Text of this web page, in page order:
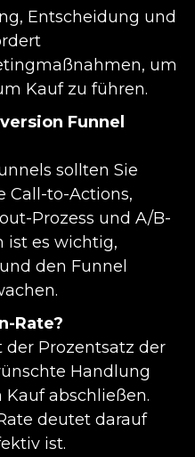
Entscheidung und
um
Kauf zu führen.
Funnel
sollten Sie
Call-to-Actions,
Prozess und A/B-
ist es wichtig,
den Funnel
Rate?
der Prozentsatz der
Handlung
Kauf abschließen.
deutet darauf
ist.